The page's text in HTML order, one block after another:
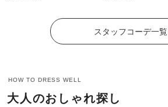
スタッフコーデ一覧
HOW TO DRESS WELL
大人のおしゃれ探し